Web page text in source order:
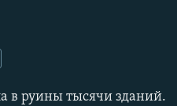
в руины тысячи зданий.